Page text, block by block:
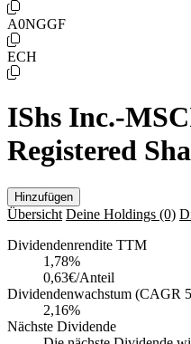
A0NGGF
ECH
IShs Inc.-
Registered
Hinzufügen
Übersicht Deine Holdings (0)
Dividendenrendite TTM
1,78%
0,63€/Anteil
Dividendenwachstum (CAGR
2,16%
Nächste Dividende